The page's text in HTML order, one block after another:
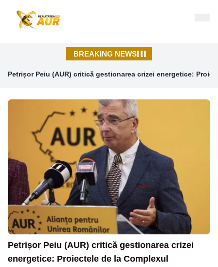
Realitatea din AUR - Știri de Ultimă Oră
BREAKING NEWS
Petrișor Peiu (AUR) critică gestionarea crizei energetice:
Petrișor Peiu (AUR) critică gestionarea crizei
energetice: Proiectele de la Complexul